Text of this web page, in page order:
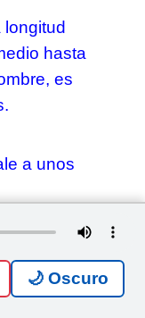
longitud
hasta
es
a unos
🌙 Oscuro